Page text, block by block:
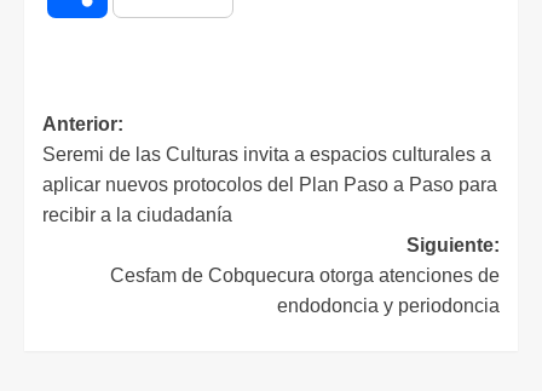
Anterior:
Seremi de las Culturas invita a espacios culturales a
aplicar nuevos protocolos del Plan Paso a Paso para
recibir a la ciudadanía
Siguiente:
Cesfam de Cobquecura otorga atenciones de
endodoncia y periodoncia